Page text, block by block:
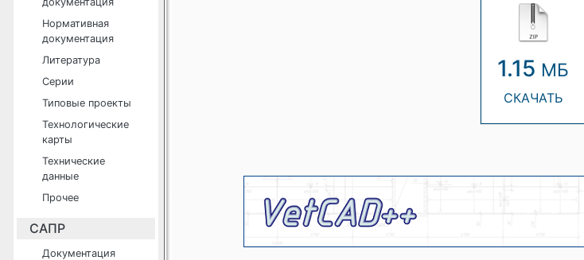
Нормативная
документация
Литература
Серии
Типовые проекты
Технологические
карты
Технические
данные
Прочее
САПР
Документация
1.15 МБ
СКАЧАТЬ